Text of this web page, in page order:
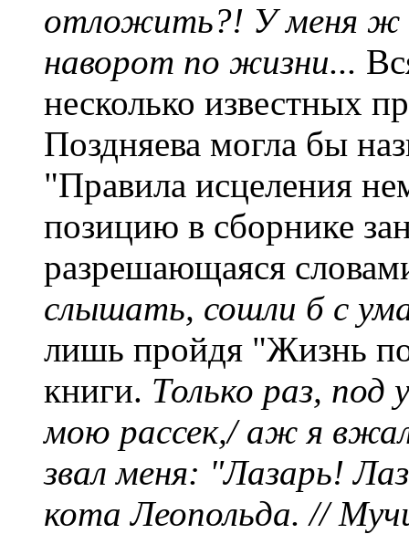
отложить?! У меня ж
наворот по жизни...
несколько известных
Поздняева могла бы
"Правила исцеления
позицию в сборнике
разрешающаяся
слышать, сошли б с
лишь пройдя "Жизнь
книги. Только раз, под
мою рассек,/ аж я
звал меня: "Лазарь!
кота Леопольда. //